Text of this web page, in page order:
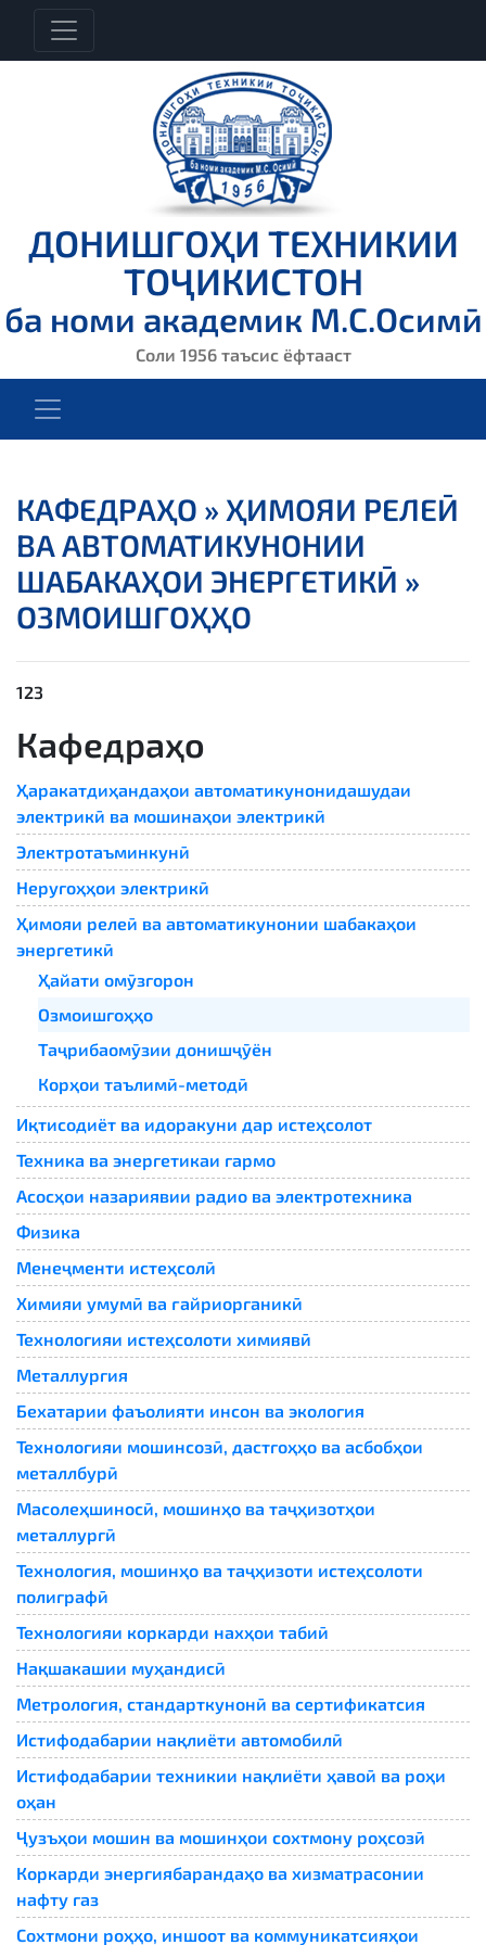
ДОНИШГОҲИ ТЕХНИКИИ
ТОҶИКИСТОН
ба номи академик М.С.Осимӣ
Соли 1956 таъсис ёфтааст
КАФЕДРАҲО » ҲИМОЯИ РЕЛЕӢ
ВА АВТОМАТИКУНОНИИ
ШАБАКАҲОИ ЭНЕРГЕТИКӢ »
ОЗМОИШГОҲҲО
123
Кафедраҳо
Ҳаракатдиҳандаҳои автоматикунонидашудаи
электрикӣ ва мошинаҳои электрикӣ
Электротаъминкунӣ
Неругоҳҳои электрикӣ
Ҳимояи релеӣ ва автоматикунонии шабакаҳои
энергетикӣ
Ҳайати омӯзгорон
Озмоишгоҳҳо
Таҷрибаомӯзии донишҷӯён
Корҳои таълимӣ-методӣ
Иқтисодиёт ва идоракуни дар истеҳсолот
Техника ва энергетикаи гармо
Асосҳои назариявии радио ва электротехника
Физика
Менеҷменти истеҳсолӣ
Химияи умумӣ ва ғайриорганикӣ
Технологияи истеҳсолоти химиявӣ
Металлургия
Бехатарии фаъолияти инсон ва экология
Технологияи мошинсозӣ, дастгоҳҳо ва асбобҳои
металлбурӣ
Масолеҳшиносӣ, мошинҳо ва таҷҳизотҳои
металлургӣ
Технология, мошинҳо ва таҷҳизоти истеҳсолоти
полиграфӣ
Технологияи коркарди нахҳои табиӣ
Нақшакашии муҳандисӣ
Метрология, стандарткунонӣ ва сертификатсия
Истифодабарии нақлиёти автомобилӣ
Истифодабарии техникии нақлиёти ҳавоӣ ва роҳи
оҳан
Ҷузъҳои мошин ва мошинҳои сохтмону роҳсозӣ
Коркарди энергиябарандаҳо ва хизматрасонии
нафту газ
Сохтмони роҳҳо, иншоот ва коммуникатсияҳои